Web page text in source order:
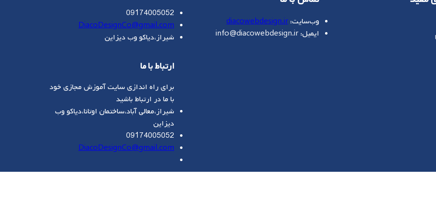
وب‌سایت: diacowebdesign.ir
ایمیل: info@diacowebdesign.ir
09174005052
DiacoDesignCo@gmail.com
شیراز،دیاکو وب دیزاین
ارتباط با ما
برای راه اندازی سایت آموزش مجازی خود
با ما در ارتباط باشید
شیراز،معالی آباد،ساختمان اوتانا،دیاکو وب
دیزاین
09174005052
DiacoDesignCo@gmail.com